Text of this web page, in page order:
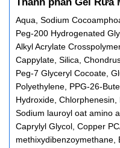
Aqua, Sodium
Peg-200 Hydrogenated
Alkyl Acrylate
Cappylate, Silica,
Peg-7 Glyceryl Cocoate,
Polyethylene, PPG-26-
Hydroxide,
Sodium lauroyl oat amino
Caprylyl Glycol, Copper
methixydibenzoymethane,